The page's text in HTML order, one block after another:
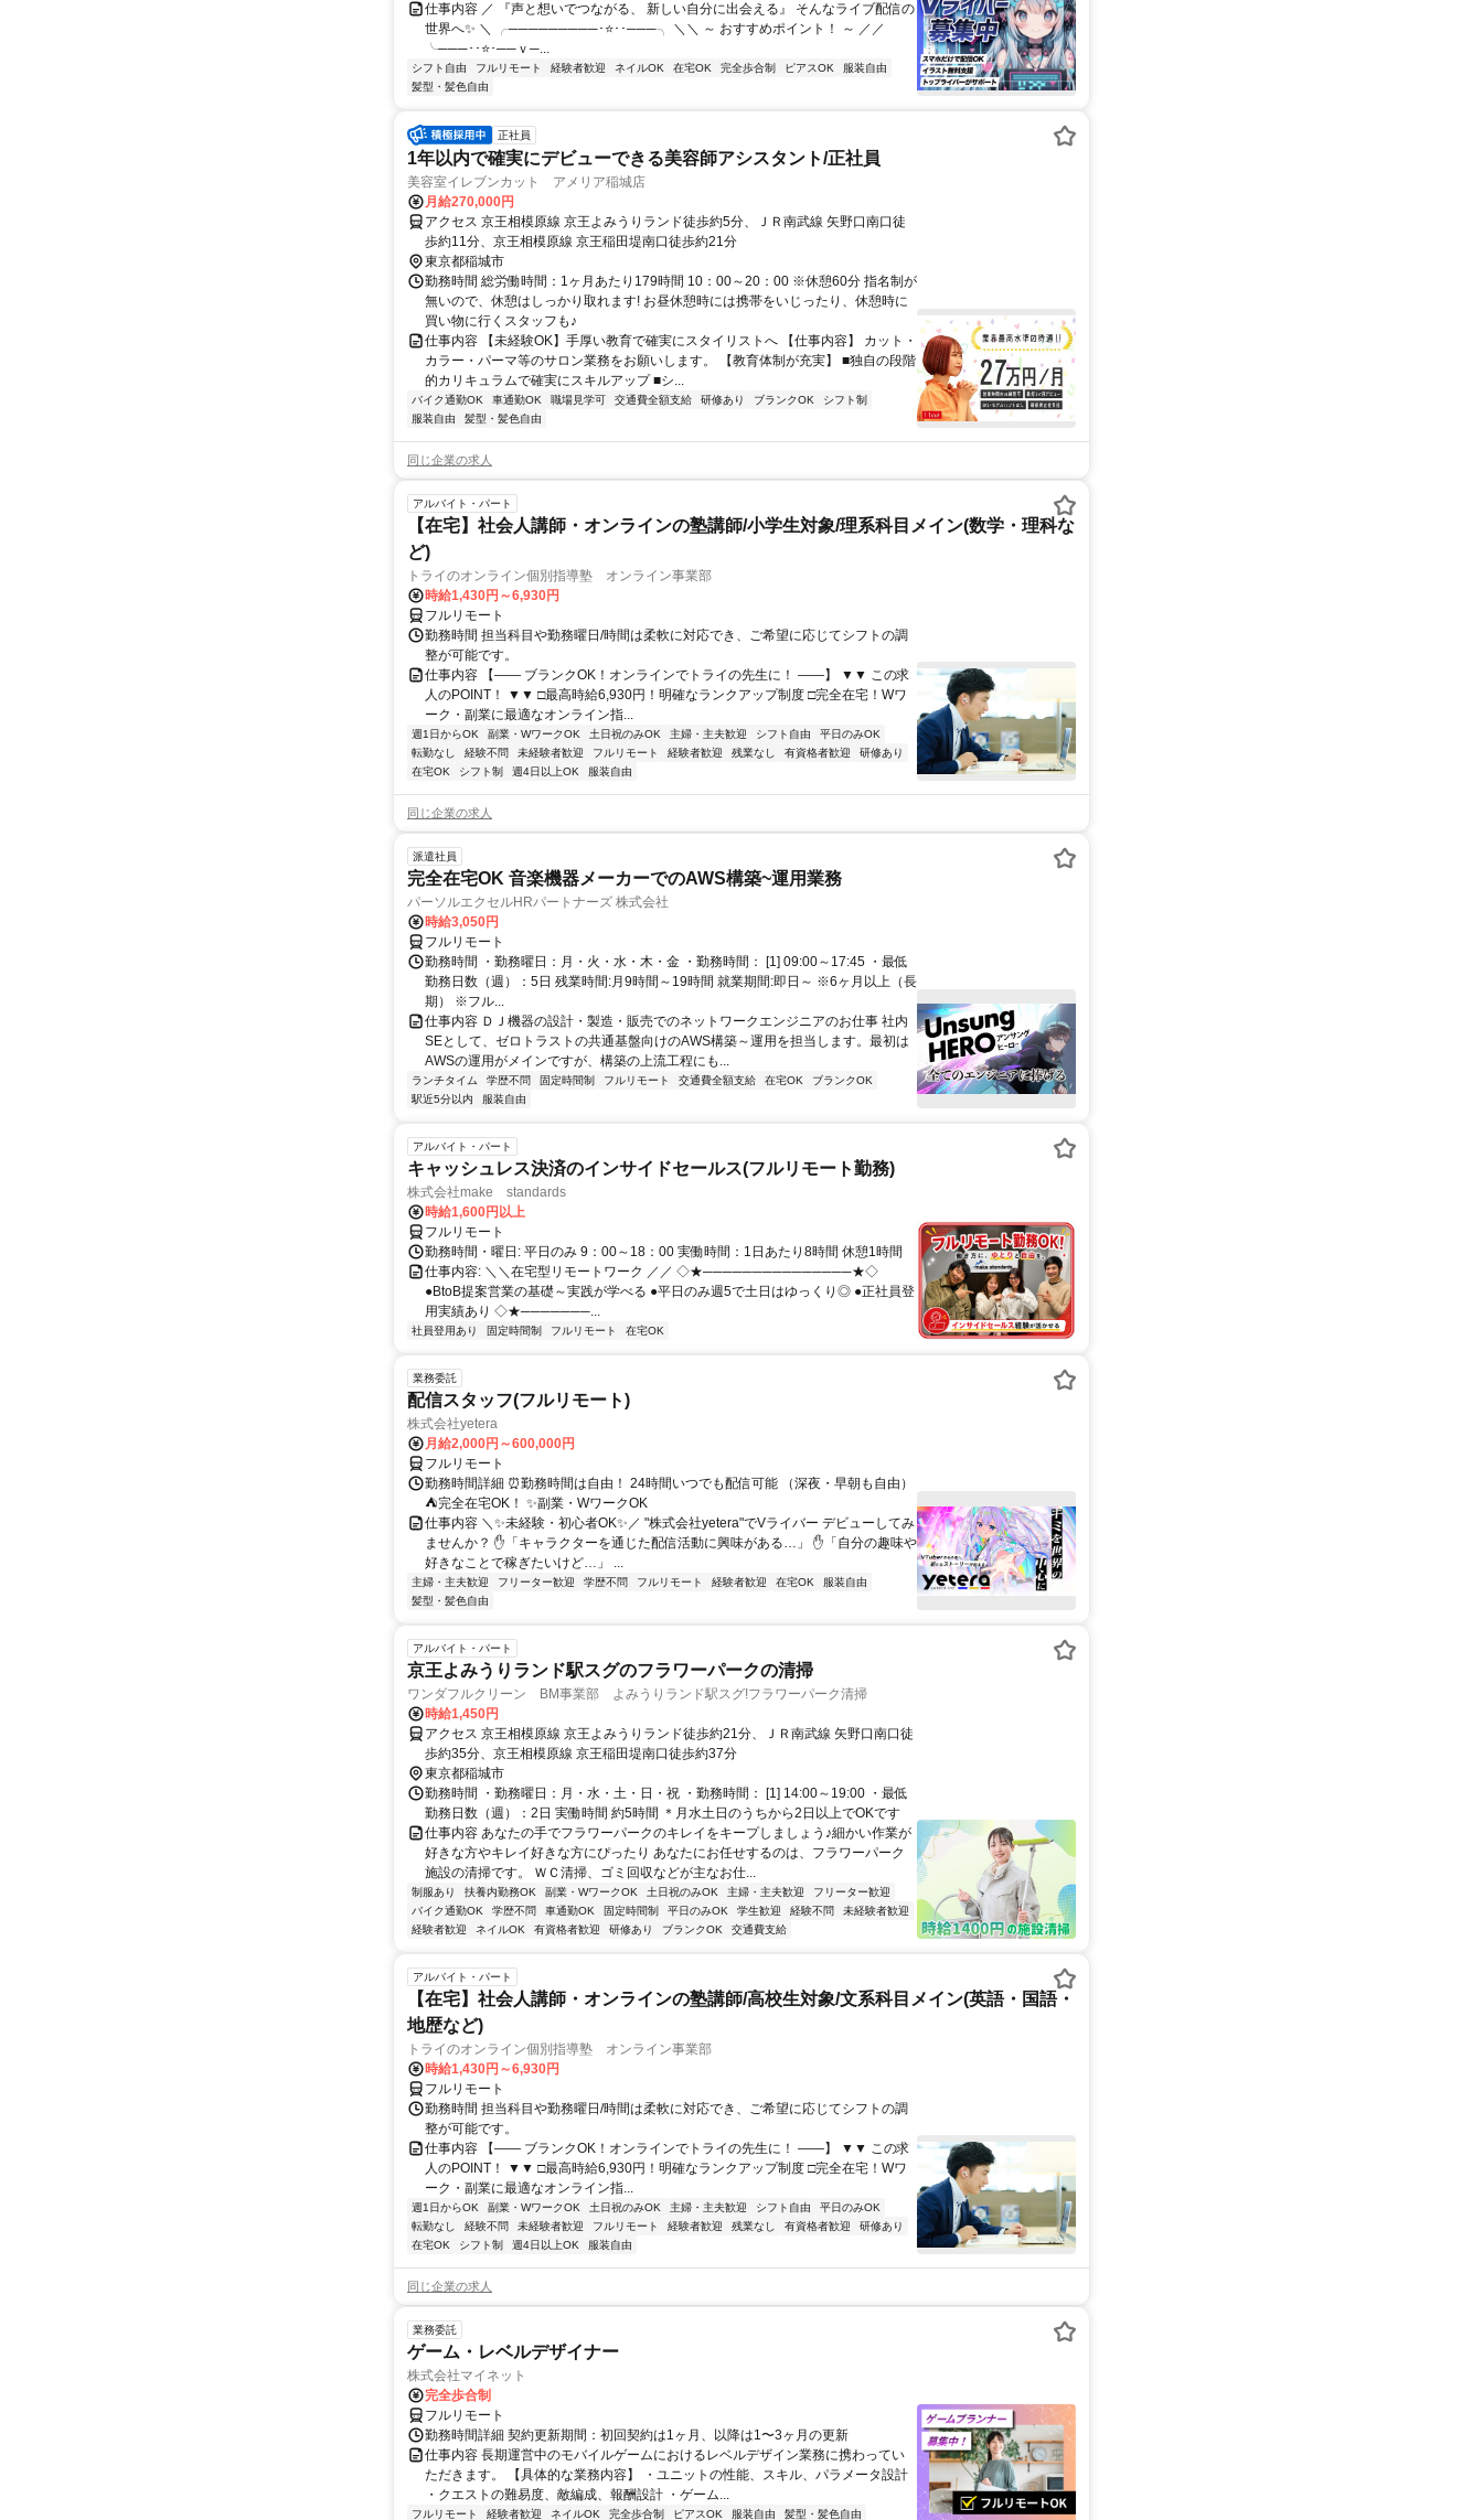
仕事内容 ／ 『声と想いでつながる、 新しい自分に出会える』 そんなライブ配信の
世界へ✨ ＼ ╭─────────･⭐･･───╮ ＼＼ ～ おすすめポイント！ ～ ／／
╰───･･⭐･──ｖ─...
シフト自由 フルリモート 経験者歓迎 ネイルOK 在宅OK 完全歩合制 ピアスOK
服装自由
髪型・髪色自由
正社員
1年以内で確実にデビューできる美容師アシスタント/正社員
美容室イレブンカット アメリア稲城店
月給270,000円
アクセス 京王相模原線 京王よみうりランド徒歩約5分、ＪＲ南武線 矢野口南口徒
歩約11分、京王相模原線 京王稲田堤南口徒歩約21分
東京都稲城市
勤務時間 総労働時間：1ヶ月あたり179時間 10：00～20：00 ※休憩60分 指名制が
無いので、休憩はしっかり取れます! お昼休憩時には携帯をいじったり、休憩時に
買い物に行くスタッフも♪
仕事内容 【未経験OK】手厚い教育で確実にスタイリストへ 【仕事内容】 カット・
カラー・パーマ等のサロン業務をお願いします。 【教育体制が充実】 ■独自の段階
的カリキュラムで確実にスキルアップ ■シ...
バイク通勤OK 車通勤OK 職場見学可 交通費全額支給 研修あり ブランクOK
シフト制
服装自由
髪型・髪色自由
同じ企業の求人
アルバイト・パート
【在宅】社会人講師・オンラインの塾講師/小学生対象/理系科目メイン(数学・理科な
ど)
トライのオンライン個別指導塾 オンライン事業部
時給1,430円～6,930円
フルリモート
勤務時間 担当科目や勤務曜日/時間は柔軟に対応でき、ご希望に応じてシフトの調
整が可能です。
仕事内容 【―― ブランクOK！オンラインでトライの先生に！ ――】 ▼▼ この求
人のPOINT！ ▼▼ □最高時給6,930円！明確なランクアップ制度 □完全在宅！Wワ
ーク・副業に最適なオンライン指...
週1日からOK 副業・WワークOK 土日祝のみOK 主婦・主夫歓迎 シフト自由
平日のみOK
転勤なし
経験不問 未経験者歓迎 フルリモート 経験者歓迎 残業なし 有資格者歓迎
研修あり
在宅OK
シフト制 週4日以上OK 服装自由
同じ企業の求人
派遣社員
完全在宅OK 音楽機器メーカーでのAWS構築~運用業務
パーソルエクセルHRパートナーズ 株式会社
時給3,050円
フルリモート
勤務時間 ・勤務曜日：月・火・水・木・金 ・勤務時間： [1] 09:00～17:45 ・最低
勤務日数（週）：5日 残業時間:月9時間～19時間 就業期間:即日～ ※6ヶ月以上（長
期） ※フル...
仕事内容 ＤＪ機器の設計・製造・販売でのネットワークエンジニアのお仕事 社内
SEとして、ゼロトラストの共通基盤向けのAWS構築～運用を担当します。最初は
AWSの運用がメインですが、構築の上流工程にも...
ランチタイム 学歴不問 固定時間制 フルリモート 交通費全額支給 在宅OK
ブランクOK
駅近5分以内
服装自由
アルバイト・パート
キャッシュレス決済のインサイドセールス(フルリモート勤務)
株式会社make standards
時給1,600円以上
フルリモート
勤務時間・曜日: 平日のみ 9：00～18：00 実働時間：1日あたり8時間 休憩1時間
仕事内容: ＼＼在宅型リモートワーク ／／ ◇★───────────────★◇
●BtoB提案営業の基礎～実践が学べる ●平日のみ週5で土日はゆっくり◎ ●正社員登
用実績あり ◇★───────...
社員登用あり 固定時間制 フルリモート 在宅OK
業務委託
配信スタッフ(フルリモート)
株式会社yetera
月給2,000円～600,000円
フルリモート
勤務時間詳細 ⏰勤務時間は自由！ 24時間いつでも配信可能 （深夜・早朝も自由）
⛺完全在宅OK！ ✨副業・WワークOK
仕事内容 ＼✨未経験・初心者OK✨／ "株式会社yetera"でVライバー デビューしてみ
ませんか？ ✋「キャラクターを通じた配信活動に興味がある…」 ✋「自分の趣味や
好きなことで稼ぎたいけど…」 ...
主婦・主夫歓迎 フリーター歓迎 学歴不問 フルリモート 経験者歓迎 在宅OK
服装自由
髪型・髪色自由
アルバイト・パート
京王よみうりランド駅スグのフラワーパークの清掃
ワンダフルクリーン BM事業部 よみうりランド駅スグ!フラワーパーク清掃
時給1,450円
アクセス 京王相模原線 京王よみうりランド徒歩約21分、ＪＲ南武線 矢野口南口徒
歩約35分、京王相模原線 京王稲田堤南口徒歩約37分
東京都稲城市
勤務時間 ・勤務曜日：月・水・土・日・祝 ・勤務時間： [1] 14:00～19:00 ・最低
勤務日数（週）：2日 実働時間 約5時間 ＊月水土日のうちから2日以上でOKです
仕事内容 あなたの手でフラワーパークのキレイをキープしましょう♪細かい作業が
好きな方やキレイ好きな方にぴったり あなたにお任せするのは、フラワーパーク
施設の清掃です。 ＷＣ清掃、ゴミ回収などが主なお仕...
制服あり 扶養内勤務OK 副業・WワークOK 土日祝のみOK 主婦・主夫歓迎
フリーター歓迎
バイク通勤OK
学歴不問 車通勤OK 固定時間制 平日のみOK 学生歓迎 経験不問
未経験者歓迎
経験者歓迎
ネイルOK 有資格者歓迎 研修あり ブランクOK 交通費支給
アルバイト・パート
【在宅】社会人講師・オンラインの塾講師/高校生対象/文系科目メイン(英語・国語・
地歴など)
トライのオンライン個別指導塾 オンライン事業部
時給1,430円～6,930円
フルリモート
勤務時間 担当科目や勤務曜日/時間は柔軟に対応でき、ご希望に応じてシフトの調
整が可能です。
仕事内容 【―― ブランクOK！オンラインでトライの先生に！ ――】 ▼▼ この求
人のPOINT！ ▼▼ □最高時給6,930円！明確なランクアップ制度 □完全在宅！Wワ
ーク・副業に最適なオンライン指...
週1日からOK 副業・WワークOK 土日祝のみOK 主婦・主夫歓迎 シフト自由
平日のみOK
転勤なし
経験不問 未経験者歓迎 フルリモート 経験者歓迎 残業なし 有資格者歓迎
研修あり
在宅OK
シフト制 週4日以上OK 服装自由
同じ企業の求人
業務委託
ゲーム・レベルデザイナー
株式会社マイネット
完全歩合制
フルリモート
勤務時間詳細 契約更新期間：初回契約は1ヶ月、以降は1〜3ヶ月の更新
仕事内容 長期運営中のモバイルゲームにおけるレベルデザイン業務に携わってい
ただきます。 【具体的な業務内容】 ・ユニットの性能、スキル、パラメータ設計
・クエストの難易度、敵編成、報酬設計 ・ゲーム...
フルリモート 経験者歓迎 ネイルOK 完全歩合制 ピアスOK 服装自由 髪型・髪色自由